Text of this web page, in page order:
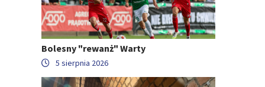
Bolesny "rewanż" Warty
5 sierpnia 2026